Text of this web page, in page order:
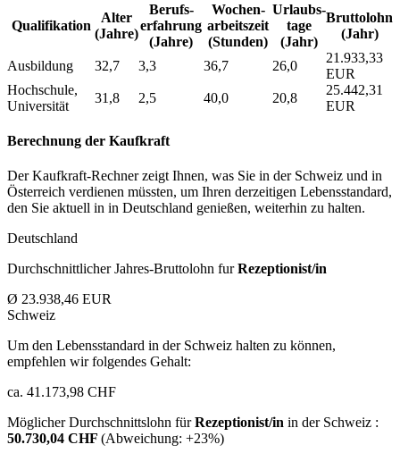
Qualifikation
Alter
(Jahre)
Berufs­
erfahrung
(Jahre)
Wochen­
arbeitszeit
(Stunden)
Urlaubs­
tage
(Jahr)
Bruttolohn
(Jahr)
Ausbildung 32,7 3,3 36,7 26,0
21.933,33
EUR
Hochschule,
Universität
31,8 2,5 40,0 20,8
25.442,31
EUR
Berechnung der Kaufkraft
Der Kaufkraft-Rechner zeigt Ihnen, was Sie in der Schweiz und in
Österreich verdienen müssten, um Ihren derzeitigen Lebensstandard,
den Sie aktuell in in Deutschland genießen, weiterhin zu halten.
Deutschland
Durchschnittlicher Jahres-Bruttolohn furRezeptionist/in
Ø 23.938,46 EUR
Schweiz
Um den Lebensstandard in der Schweiz halten zu können,
empfehlen wir folgendes Gehalt:
ca. 41.173,98 CHF
Möglicher Durchschnittslohn fürRezeptionist/in in der Schweiz :
50.730,04 CHF (Abweichung: +23%)